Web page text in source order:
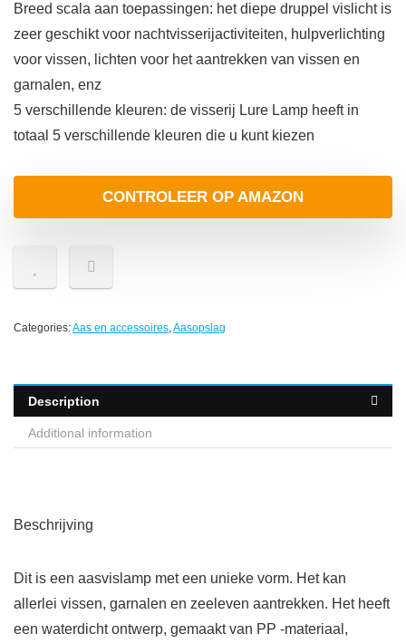
Breed scala aan toepassingen: het diepe druppel vislicht is
zeer geschikt voor nachtvisserijactiviteiten, hulpverlichting
voor vissen, lichten voor het aantrekken van vissen en
garnalen, enz
5 verschillende kleuren: de visserij Lure Lamp heeft in
totaal 5 verschillende kleuren die u kunt kiezen
CONTROLEER OP AMAZON
Categories:Aas en accessoires,Aasopslag
Description
Additional information
Beschrijving
Dit is een aasvislamp met een unieke vorm. Het kan
allerlei vissen, garnalen en zeeleven aantrekken. Het heeft
een waterdicht ontwerp, gemaakt van PP -materiaal,